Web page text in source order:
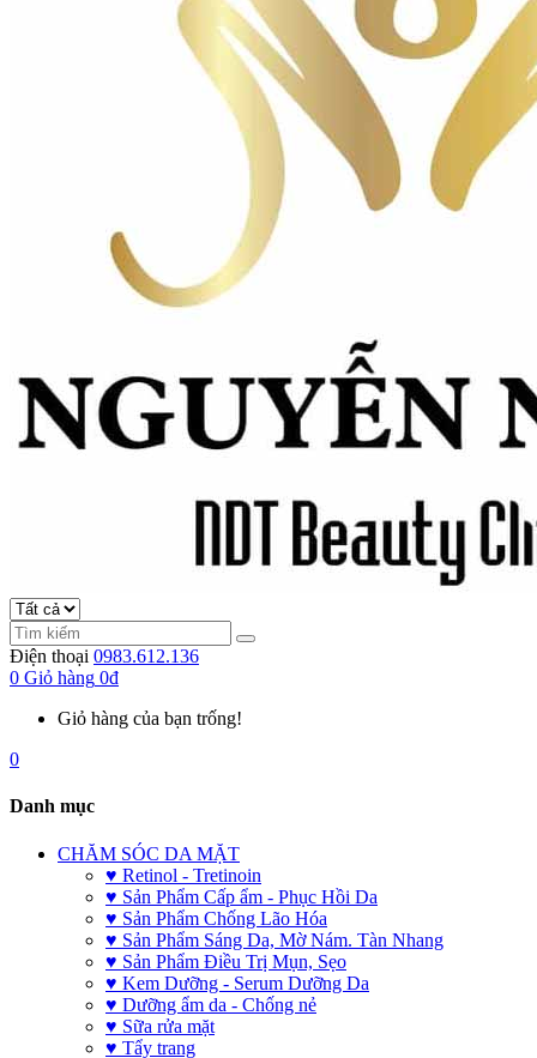
Điện thoại 0983.612.136
0 Giỏ hàng 0đ
Giỏ hàng của bạn trống!
0
Danh mục
CHĂM SÓC DA MẶT
♥ Retinol - Tretinoin
♥ Sản Phẩm Cấp ẩm - Phục Hồi Da
♥ Sản Phẩm Chống Lão Hóa
♥ Sản Phẩm Sáng Da, Mờ Nám. Tàn Nhang
♥ Sản Phẩm Điều Trị Mụn, Sẹo
♥ Kem Dưỡng - Serum Dưỡng Da
♥ Dưỡng ẩm da - Chống nẻ
♥ Sữa rửa mặt
♥ Tẩy trang